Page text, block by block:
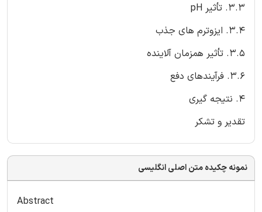
3.3. تأثیر pH
3.4. ایزوترم های جذب
3.5. تأثیر همزمان آلاینده
3.6. فرآیندهای دفع
4. نتیجه گیری
تقدیر و تشکر
نمونه چکیده متن اصلی انگلیسی
Abstract